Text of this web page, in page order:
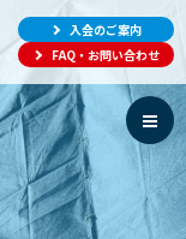
入会のご案内
FAQ・お問い合わせ